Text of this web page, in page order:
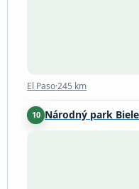
El Paso·245 km
10 Národný park